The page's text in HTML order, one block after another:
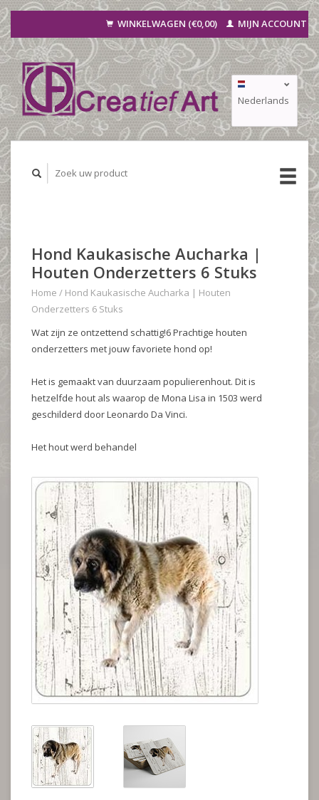
WINKELWAGEN (€0,00) MIJN ACCOUNT
Nederlands
Deutsch
Hond Kaukasische Aucharka |
Houten Onderzetters 6 Stuks
Home / Hond Kaukasische Aucharka | Houten
Onderzetters 6 Stuks
Wat zijn ze ontzettend schattig!6 Prachtige houten
onderzetters met jouw favoriete hond op!
Het is gemaakt van duurzaam populierenhout. Dit is
hetzelfde hout als waarop de Mona Lisa in 1503 werd
geschilderd door Leonardo Da Vinci.
Het hout werd behandel